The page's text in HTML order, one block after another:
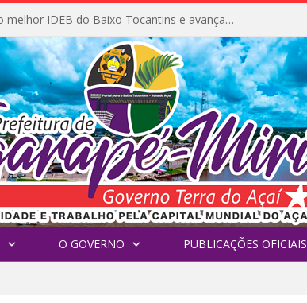
Igarapé-Miri conquista o melhor IDEB do Baixo Tocantins e avança na qualidade da educação pública
O GOVERNO PUBLICAÇÕES OFICIAIS